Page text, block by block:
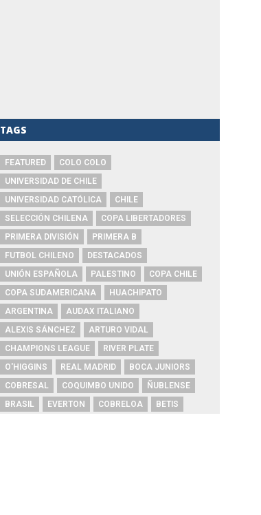
TAGS
FEATURED
COLO COLO
UNIVERSIDAD DE CHILE
UNIVERSIDAD CATÓLICA
CHILE
SELECCIÓN CHILENA
COPA LIBERTADORES
PRIMERA DIVISIÓN
PRIMERA B
FUTBOL CHILENO
DESTACADOS
UNIÓN ESPAÑOLA
PALESTINO
COPA CHILE
COPA SUDAMERICANA
HUACHIPATO
ARGENTINA
AUDAX ITALIANO
ALEXIS SÁNCHEZ
ARTURO VIDAL
CHAMPIONS LEAGUE
RIVER PLATE
O'HIGGINS
REAL MADRID
BOCA JUNIORS
COBRESAL
COQUIMBO UNIDO
ÑUBLENSE
BRASIL
EVERTON COBRELOA
BETIS